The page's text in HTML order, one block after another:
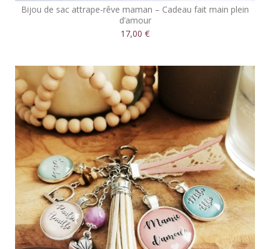
Bijou de sac attrape-rêve maman – Cadeau fait main plein
d’amour
17,00 €